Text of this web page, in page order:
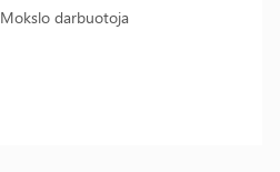
Mokslo darbuotoja